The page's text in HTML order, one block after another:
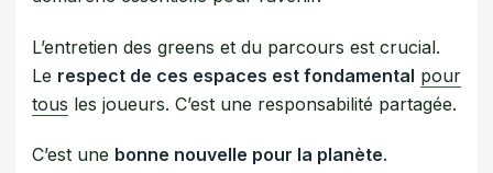
L’entretien des greens et du parcours est crucial.
Le respect de ces espaces est fondamental pour
tous les joueurs. C’est une responsabilité partagée.
C’est une bonne nouvelle pour la planète.